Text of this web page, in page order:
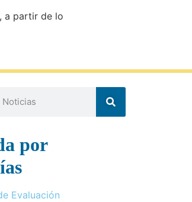
a partir de lo
por
Evaluación